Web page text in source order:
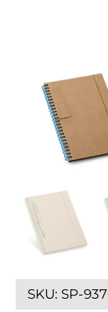
SKU: SP-